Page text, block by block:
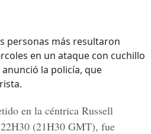
personas más resultaron
en un ataque con cuchillo
la policía, que
en la céntrica Russell
(21H30 GMT), fue